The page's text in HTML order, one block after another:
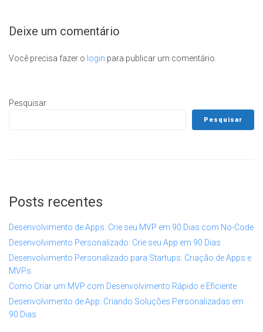
Deixe um comentário
Você precisa fazer o login para publicar um comentário.
Pesquisar
Pesquisar
Posts recentes
Desenvolvimento de Apps: Crie seu MVP em 90 Dias com No-Code
Desenvolvimento Personalizado: Crie seu App em 90 Dias
Desenvolvimento Personalizado para Startups: Criação de Apps e
MVPs
Como Criar um MVP com Desenvolvimento Rápido e Eficiente
Desenvolvimento de App: Criando Soluções Personalizadas em
90 Dias